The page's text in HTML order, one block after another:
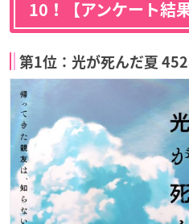
10！【アンケート結果
第1位：光が死んだ夏